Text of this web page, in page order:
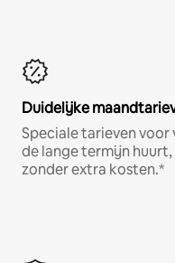
Duidelijke
Speciale tarieven
de lange termijn
zonder extra kosten.*